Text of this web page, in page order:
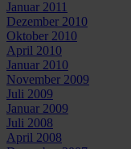
Januar 2011
Dezember 2010
Oktober 2010
April 2010
Januar 2010
November 2009
Juli 2009
Januar 2009
Juli 2008
April 2008